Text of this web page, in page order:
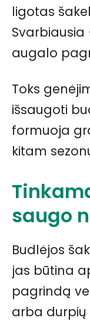
ligotas
Svarbiausia
augalo
Toks
išsaugoti
formuoja
kitam
saugo
Budlėjos
jas būtina
pagrindą
arba durpių